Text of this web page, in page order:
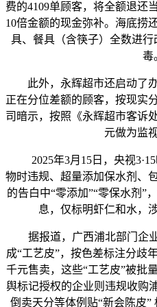
费的4109单顾客，将全额退还
10倍金额的现金弥补。海底捞
具、餐具（含筷子）全数进
毒
此外，永辉超市还启动了办
正在分位差额的顾客，按现实
司暗示，按照《永辉超市客诉
元做为监
2025年3月15日，央视3·15
物时违规、超量添加保水剂、
的告白中“零添加”“零保水剂”
息，仅标明虾仁和水，
据报道，广西浦北部门企业
成“工艺皮”，按色差标注分歧
千元售卖，这些“工艺皮”被批
舆标记授权的企业则违规收购
倒卖天分等体例贴“新会陈皮”